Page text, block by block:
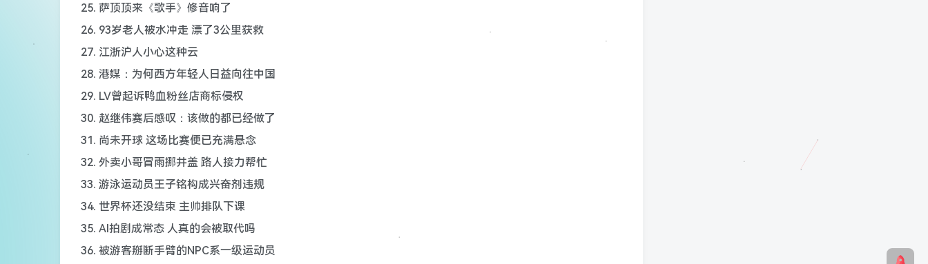
25. 萨顶顶来《歌手》修音响了
26. 93岁老人被水冲走 漂了3公里获救
27. 江浙沪人小心这种云
28. 港媒：为何西方年轻人日益向往中国
29. LV曾起诉鸭血粉丝店商标侵权
30. 赵继伟赛后感叹：该做的都已经做了
31. 尚未开球 这场比赛便已充满悬念
32. 外卖小哥冒雨挪井盖 路人接力帮忙
33. 游泳运动员王子铭构成兴奋剂违规
34. 世界杯还没结束 主帅排队下课
35. AI拍剧成常态 人真的会被取代吗
36. 被游客掰断手臂的NPC系一级运动员